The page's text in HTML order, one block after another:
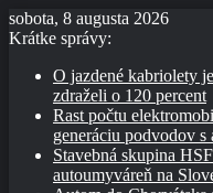
sobota, 8 augusta 2026
Krátke správy:
O jazdené kabriolety
zdraželi o 120 percent
Rast počtu
generáciu podvodov s
Stavebná skupina
autoumyváreň na